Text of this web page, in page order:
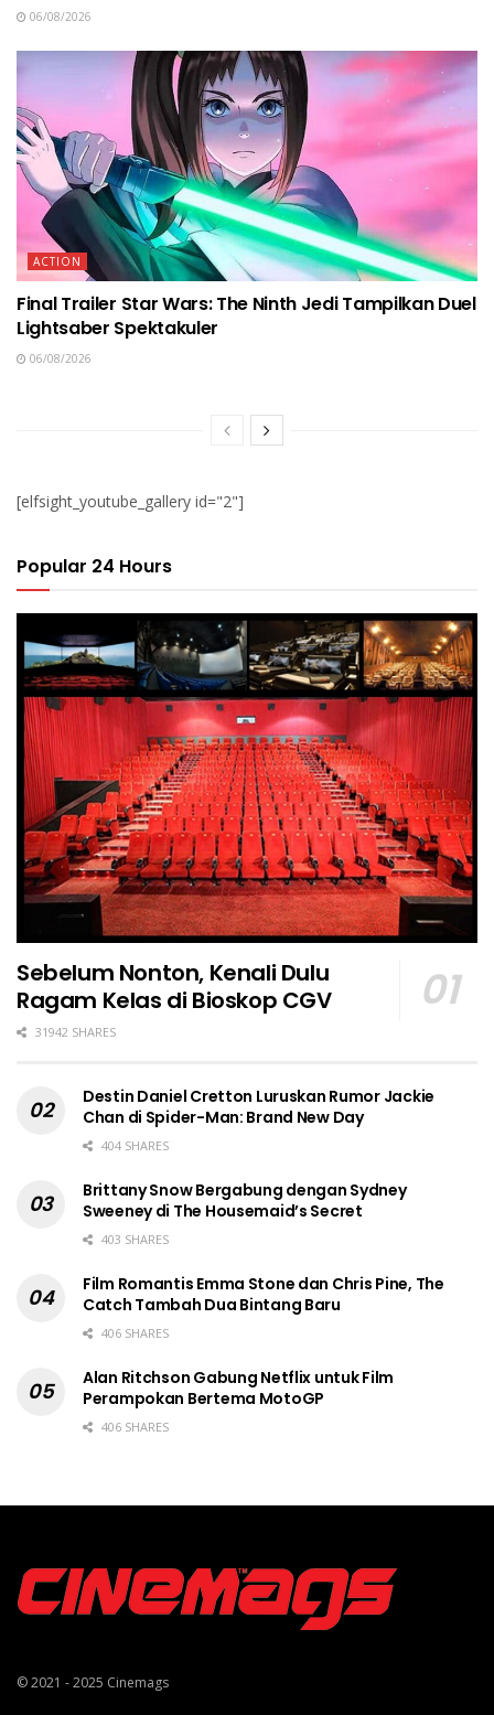
06/08/2026
ACTION
Final Trailer Star Wars: The Ninth Jedi Tampilkan Duel
Lightsaber Spektakuler
06/08/2026
[elfsight_youtube_gallery id="2"]
Popular 24 Hours
Sebelum Nonton, Kenali Dulu
Ragam Kelas di Bioskop CGV
31942 SHARES
Destin Daniel Cretton Luruskan Rumor Jackie
Chan di Spider-Man: Brand New Day
404 SHARES
Brittany Snow Bergabung dengan Sydney
Sweeney di The Housemaid’s Secret
403 SHARES
Film Romantis Emma Stone dan Chris Pine, The
Catch Tambah Dua Bintang Baru
406 SHARES
Alan Ritchson Gabung Netflix untuk Film
Perampokan Bertema MotoGP
406 SHARES
© 2021 - 2025 Cinemags